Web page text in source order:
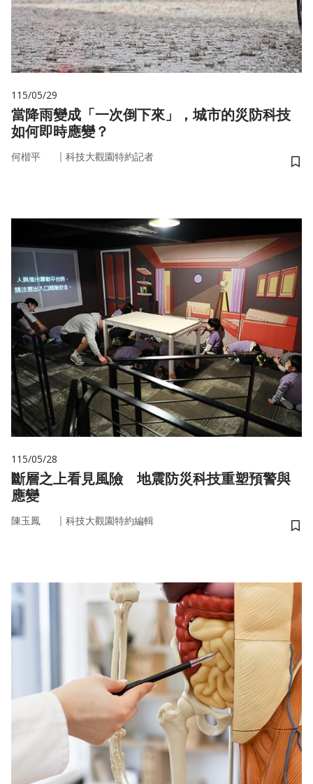
115/05/29
當降雨變成「一次倒下來」，城市的災防科技
如何即時應變？
何楷平 ｜ 科技大觀園特約記者
儲
115/05/28
斷層之上看見風險 地震防災科技重塑預警與
應變
陳玉鳳 ｜ 科技大觀園特約編輯
儲